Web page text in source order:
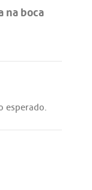
na boca
esperado.